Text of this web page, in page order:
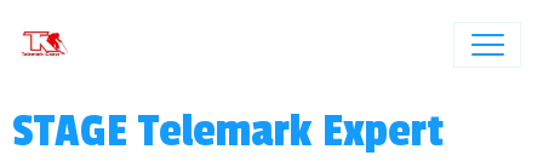
STAGE Telemark Expert